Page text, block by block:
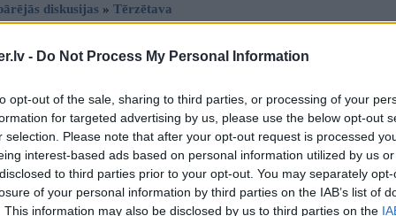
- Do Not Process My Personal Information
opt-out of the sale, sharing to third parties, or processing of your
for targeted advertising by us, please use the below opt-out
selection. Please note that after your opt-out request is processed
interest-based ads based on personal information utilized by us
to third parties prior to your opt-out. You may separately
of your personal information by third parties on the IAB’s list of
This information may also be disclosed by us to third parties on the
diskusijas » Tērzētava
22. Jul 2025, 22:25
Vai noaminot kruķilkas klimu, uz podziņu klimu vai tā ir jāpiekodē vai
kājām vai uz galvas, poga iet, bet reāli nepūš kur vajag.